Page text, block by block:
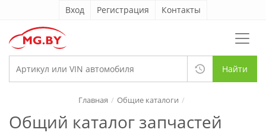
Вход Регистрация Контакты
Найти
Общий каталог запчастей
Главная Общие каталоги